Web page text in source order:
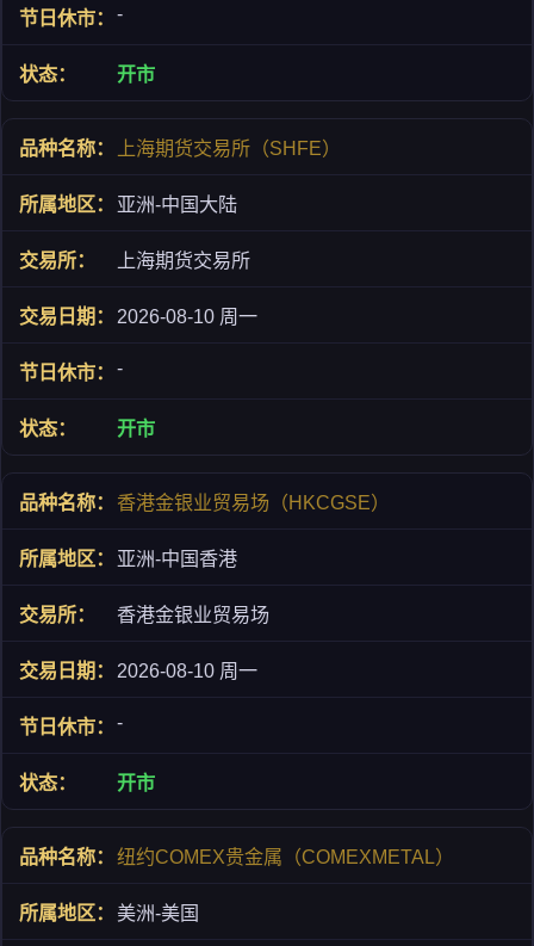
-
开市
上海期货交易所（SHFE）
亚洲-中国大陆
上海期货交易所
2026-08-10 周一
-
开市
香港金银业贸易场（HKCGSE）
亚洲-中国香港
香港金银业贸易场
2026-08-10 周一
-
开市
纽约COMEX贵金属（COMEXMETAL）
美洲-美国